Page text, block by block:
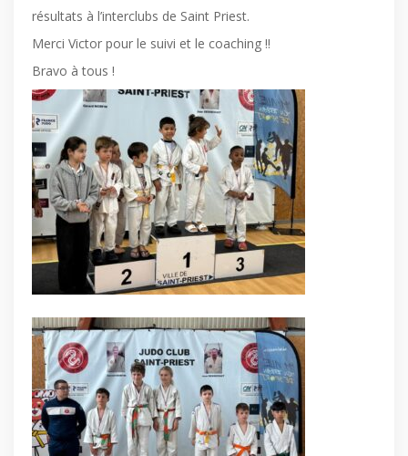
résultats à l’interclubs de Saint Priest.
Merci Victor pour le suivi et le coaching !!
Bravo à tous !